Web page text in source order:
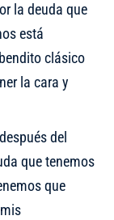
la deuda que
está
clásico
la cara y
del
que tenemos
que